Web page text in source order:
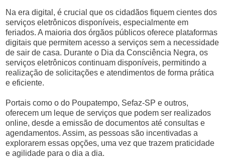
Na era digital, é crucial que os cidadãos fiquem cientes dos
serviços eletrônicos disponíveis, especialmente em
feriados. A maioria dos órgãos públicos oferece plataformas
digitais que permitem acesso a serviços sem a necessidade
de sair de casa. Durante o Dia da Consciência Negra, os
serviços eletrônicos continuam disponíveis, permitindo a
realização de solicitações e atendimentos de forma prática
e eficiente.
Portais como o do Poupatempo, Sefaz-SP e outros,
oferecem um leque de serviços que podem ser realizados
online, desde a emissão de documentos até consultas e
agendamentos. Assim, as pessoas são incentivadas a
explorarem essas opções, uma vez que trazem praticidade
e agilidade para o dia a dia.